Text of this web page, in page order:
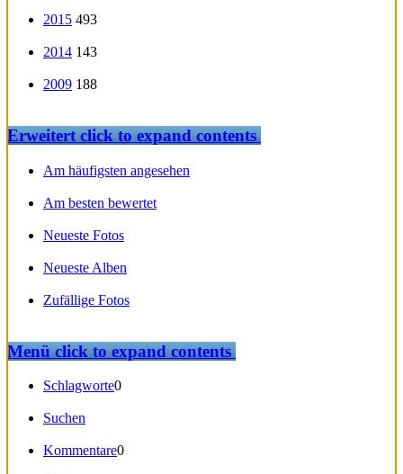
2015 493
2014 143
2009 188
Erweitertclick to expand contents
Am häufigsten angesehen
Am besten bewertet
Neueste Fotos
Neueste Alben
Zufällige Fotos
Menüclick to expand contents
Schlagworte0
Suchen
Kommentare0